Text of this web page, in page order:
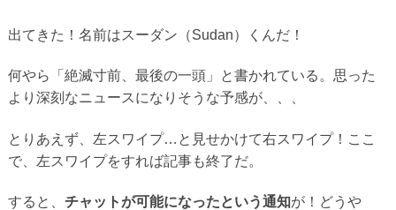
出てきた！名前はスーダン（Sudan）くんだ！
何やら「絶滅寸前、最後の一頭」と書かれている。思った
より深刻なニュースになりそうな予感が、、、
とりあえず、左スワイプ…と見せかけて右スワイプ！ここ
で、左スワイプをすれば記事も終了だ。
すると、 チャットが可能になったという通知が！どうや